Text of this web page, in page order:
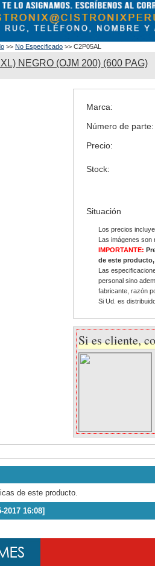
>> No Especificado >> C2P05AL
NEGRO (OJM 200) (600 PAG)
Marca:
Número de parte:
Precio:
Stock:
Situación
Los precios
Las imágenes son
IMPORTANTE:
de este
Las
personal sino
fabricante, razón
Si Ud. es
Si es cliente,
de este producto.
16:08]